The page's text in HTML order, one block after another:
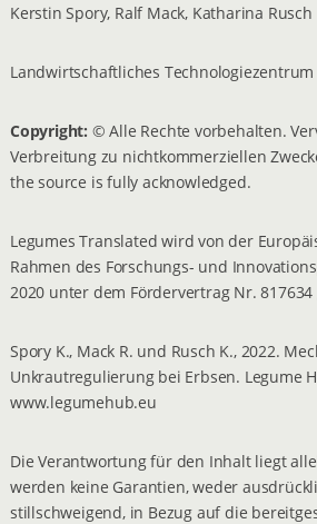
Kerstin Spory, Ralf Mack, Katharina Rusch
Landwirtschaftliches Technologiezentrum
Copyright: © Alle Rechte vorbehalten.
Verbreitung zu nichtkommerziellen
the source is fully acknowledged.
Legumes Translated wird von der
Rahmen des Forschungs- und
2020 unter dem Fördervertrag Nr.
Spory K., Mack R. und Rusch K., 2022.
Unkrautregulierung bei Erbsen. Legume
www.legumehub.eu
Die Verantwortung für den Inhalt liegt
werden keine Garantien, weder
stillschweigend, in Bezug auf die